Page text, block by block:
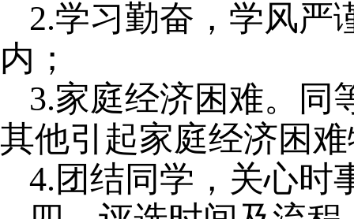
2.学习勤奋，学风严
内；
3.家庭经济困难。同
其他引起家庭经济困
4.团结同学，关心时